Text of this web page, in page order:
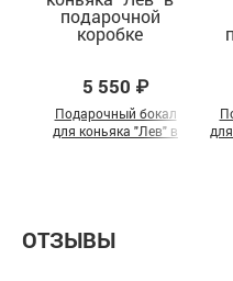
5 550 ₽
Подарочный бокал
для коньяка "Лев" в
ОТЗЫВЫ